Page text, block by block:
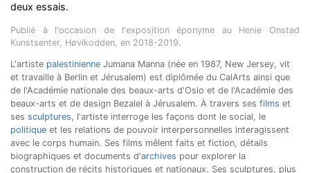
deux essais.
Publié à l'occasion de l'exposition éponyme au Henie Onstad
Kunstsenter, Høvikodden, en 2018-2019.
L'artiste palestinienne Jumana Manna (née en 1987, New Jersey, vit
et travaille à Berlin et Jérusalem) est diplômée du CalArts ainsi que
de l'Académie nationale des beaux-arts d'Oslo et de l'Académie des
beaux-arts et de design Bezalel à Jérusalem. À travers ses films et
ses sculptures, l'artiste interroge les façons dont le social, le
politique et les relations de pouvoir interpersonnelles interagissent
avec le corps humain. Ses films mêlent faits et fiction, détails
biographiques et documents d'archives pour explorer la
construction de récits historiques et nationaux. Ses sculptures, plus